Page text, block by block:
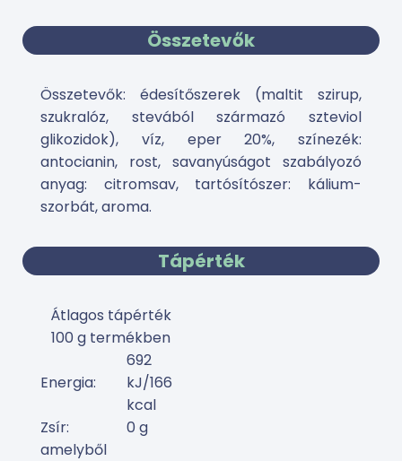
Összetevők
Összetevők: édesítőszerek (maltit szirup,
szukralóz, stevából származó szteviol
glikozidok), víz, eper 20%, színezék:
antocianin, rost, savanyúságot szabályozó
anyag: citromsav, tartósítószer: kálium-
szorbát, aroma.
Tápérték
Átlagos tápérték
100 g termékben
Energia:
692
kJ/166
kcal
Zsír:
0 g
amelyből